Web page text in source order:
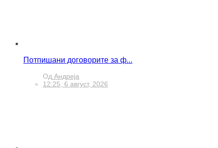
Потпишани договорите за ф...
Од Андреја
12:25, 6 август, 2026